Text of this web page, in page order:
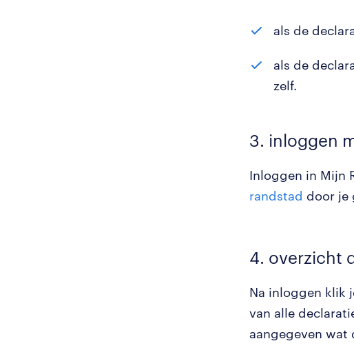
als de
als de
zelf.
3. inloggen
Inloggen in Mijn
randstad door je
4. overzicht
Na inloggen klik
van alle
aangegeven wat